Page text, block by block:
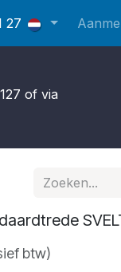
27
of via
btw)